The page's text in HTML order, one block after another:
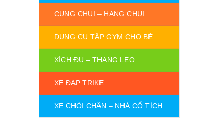
CUNG CHUI – HANG CHUI
DỤNG CỤ TẬP GYM CHO BÉ
XÍCH ĐU – THANG LEO
XE ĐẠP TRIKE
XE CHÒI CHÂN – NHÀ CỔ TÍCH